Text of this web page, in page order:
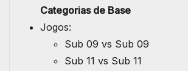
Categorias de Base
Jogos:
Sub 09 vs Sub 09
Sub 11 vs Sub 11